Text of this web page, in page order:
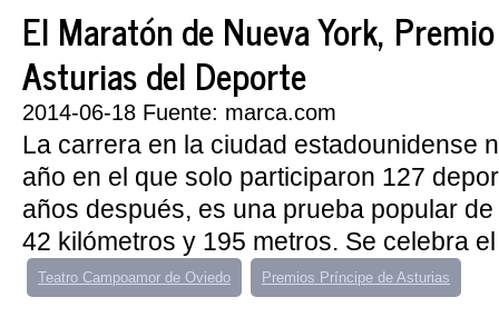
El Maratón de Nueva York,
Asturias del Deporte
2014-06-18 Fuente: marca.com
La carrera en la ciudad estadounidense
año en el que solo participaron 127
años después, es una prueba popular
42 kilómetros y 195 metros. Se celebra
Teatro Campoamor de Oviedo Premios Príncipe de Asturias